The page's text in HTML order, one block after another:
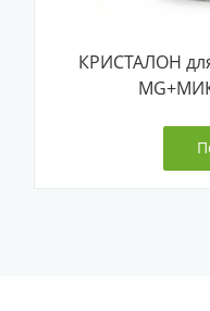
КРИСТАЛОН